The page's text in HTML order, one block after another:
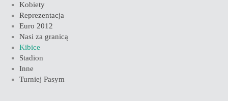
Kobiety
Reprezentacja
Euro 2012
Nasi za granicą
Kibice
Stadion
Inne
Turniej Pasym